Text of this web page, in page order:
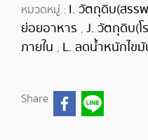
หมวดหมู่ : I. วัตถุดิบ(สร
ย่อยอาหาร , J. วัตถุดิบ(โ
ภายใน , L. ลดน้ำหนักไข
Share